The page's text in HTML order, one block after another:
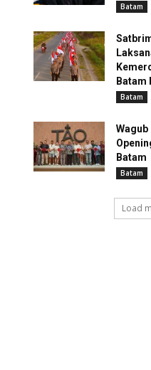
Batam
Batam
Batam
Batam
Batam
Load